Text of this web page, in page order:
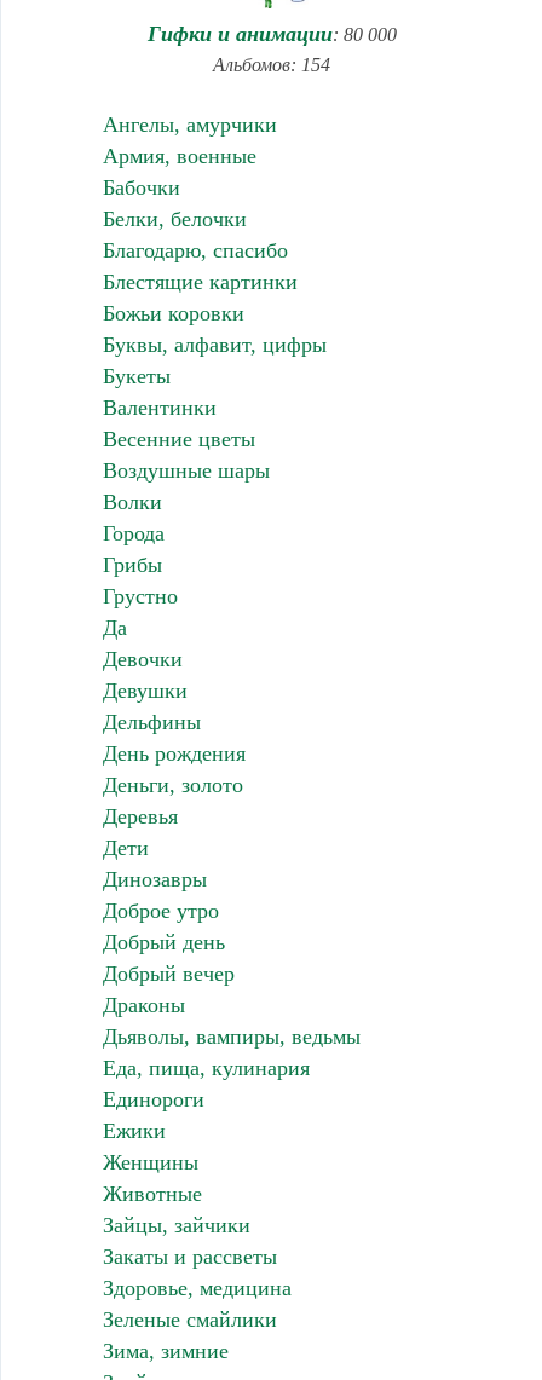
Гифки и анимации: 80 000
Альбомов: 154
Ангелы, амурчики
Армия, военные
Бабочки
Белки, белочки
Благодарю, спасибо
Блестящие картинки
Божьи коровки
Буквы, алфавит, цифры
Букеты
Валентинки
Весенние цветы
Воздушные шары
Волки
Города
Грибы
Грустно
Да
Девочки
Девушки
Дельфины
День рождения
Деньги, золото
Деревья
Дети
Динозавры
Доброе утро
Добрый день
Добрый вечер
Драконы
Дьяволы, вампиры, ведьмы
Еда, пища, кулинария
Единороги
Ежики
Женщины
Животные
Зайцы, зайчики
Закаты и рассветы
Здоровье, медицина
Зеленые смайлики
Зима, зимние